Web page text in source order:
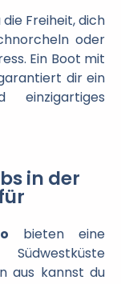
Freiheit, dich
oder
Ein Boot mit
dir ein
einzigartiges
in der
bieten eine
aus kannst du